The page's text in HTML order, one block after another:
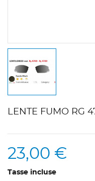
LENTE FUMO RG
23,00 €
Tasse incluse